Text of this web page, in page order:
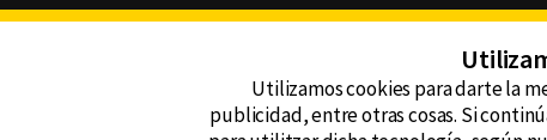
Utilizamos cookies para darte la
publicidad, entre otras cosas. Si